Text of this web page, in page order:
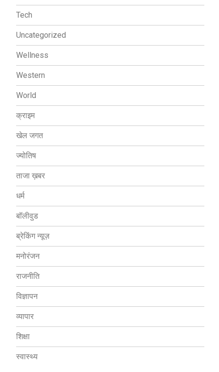
Tech
Uncategorized
Wellness
Western
World
क्राइम
खेल जगत
ज्योतिष
ताजा ख़बर
धर्म
बॉलीवुड
ब्रेकिंग न्यूज़
मनोरंजन
राजनीति
विज्ञापन
व्यापार
शिक्षा
स्वास्थ्य